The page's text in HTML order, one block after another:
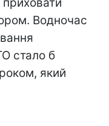
Водночас
стало б
який